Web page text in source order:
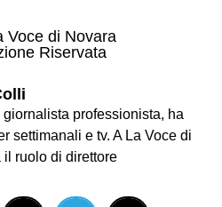
Voce di Novara
Riservata
giornalista professionista, ha
settimanali e tv. A La Voce di
il ruolo di direttore